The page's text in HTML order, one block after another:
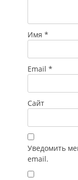
Имя *
Email *
Сайт
Уведомить
email.